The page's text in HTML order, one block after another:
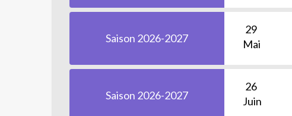
Saison 2026-2027
29
Mai
Saison 2026-2027
26
Juin